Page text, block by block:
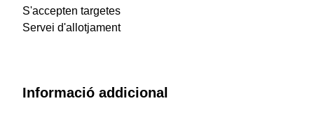
S'accepten targetes
Servei d'allotjament
Informació addicional